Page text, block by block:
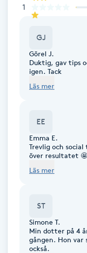
Föning
Gelenaglar
Gravidmassage
Gua Sha-massage
1
GJ
Görel J.
Duktig, gav tips
igen. Tack
Läs mer
EE
Emma E.
Trevlig och
över resultatet 🤩
Läs mer
ST
Simone T.
Min dotter på 4
gången. Hon var
också.